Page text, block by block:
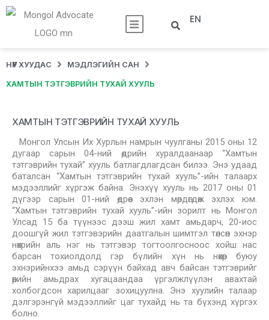
EN
НҮҮР ХУУДАС МЭДЛЭГИЙН САН
ХАМТЫН ТЭТГЭВРИЙН ТУХАЙ ХУУЛЬ
ХАМТЫН ТЭТГЭВРИЙН ТУХАЙ ХУУЛЬ
Монгол Улсын Их Хурлын намрын чуулганы 2015 оны 12
дугаар сарын 04-ний өдрийн хуралдаанаар “Хамтын
тэтгэврийн тухай” хууль батлагдлагдсан билээ. Энэ удаад
баталсан “Хамтын тэтгэврийн тухай хууль”-ийн талаарх
мэдээллийг хүргэж байна. Энэхүү хууль нь 2017 оны 01
дүгээр сарын 01-ний өдрөөс эхлэн мөрдөгдөж эхлэх юм.
“Хамтын тэтгэврийн тухай хууль”-ийн зорилт нь Монгол
Улсад 15 ба түүнээс дээш жил хамт амьдарч, 20-иос
доошгүй жил тэтгэвэрийн даатгалын шимтгэл төлсөн эхнэр
нөхрийн аль нэг нь тэтгэвэр тогтоолгосноос хойш нас
барсан тохиолдолд гэр бүлийн хүн нь нөхөр буюу
эхнэрийнхээ амьд сэрүүн байхад авч байсан тэтгэврийг
өөрийн амьдрах хугацаандаа үргэлжлүүлэн авахтай
холбогдсон харилцааг зохицуулна. Энэ хуулийн талаар
дэлгэрэнгүй мэдээллийг цаг тухайд нь та бүхэнд хүргэх
болно.